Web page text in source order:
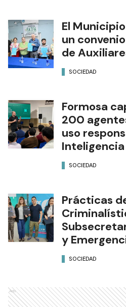
El
un
de
SOCIEDAD
Formosa
200
uso
SOCIEDAD
Prácticas
y
SOCIEDAD
Ads